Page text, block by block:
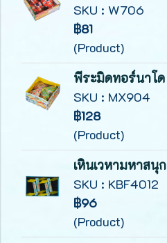
SKU : W706
฿81
(Product)
พีระมิดทอร์นาโด
SKU : MX904
฿128
(Product)
เหินเวหามหาสนุก
SKU : KBF4012
฿96
(Product)